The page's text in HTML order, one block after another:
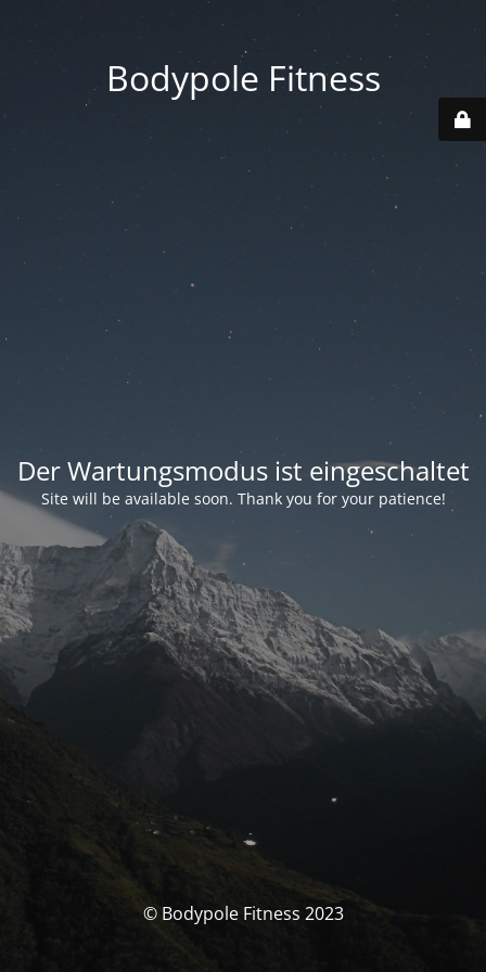
Bodypole Fitness
Der Wartungsmodus ist eingeschaltet
Site will be available soon. Thank you for your patience!
© Bodypole Fitness 2023